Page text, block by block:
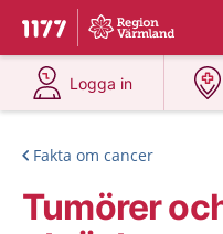
Till startsidan för 1177
Du har valt region
Logga in
på 1177.se
Fakta om cancer
Tumörer